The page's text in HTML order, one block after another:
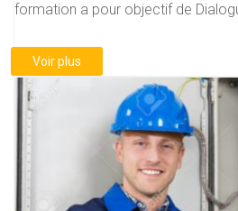
formation a pour objectif de
Voir plus